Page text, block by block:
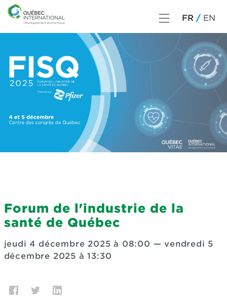
FR EN
Forum de l'industrie de la
santé de Québec
jeudi 4 décembre 2025 à 08:00 —vendredi 5
décembre 2025 à 13:30